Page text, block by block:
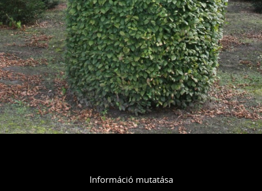
Információ mutatása